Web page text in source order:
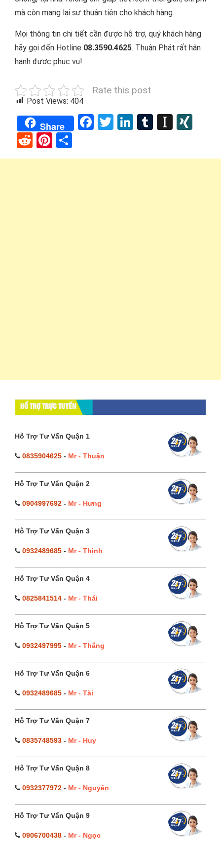
mà còn mang lại sự thuận tiện cho khách hàng.
Mọi thông tin chi tiết cần được hỗ trợ, quý khách hàng
hãy gọi đến Hotline 08.3590.4625. Thuận Phát rất hân
hạnh được phục vụ!
Rate this post
Post Views: 404
Share Facebook
TwitterLinkedIn
Tumblr
RedditPinterest
HỔ TRỢ TRỰC TUYẾN
Hỗ Trợ Tư Vấn Quận 1
0835904625 - Mr - Thuận
Hỗ Trợ Tư Vấn Quận 2
0904997692 - Mr - Hưng
Hỗ Trợ Tư Vấn Quận 3
0932489685 - Mr - Thịnh
Hỗ Trợ Tư Vấn Quận 4
0825841514 - Mr - Thái
Hỗ Trợ Tư Vấn Quận 5
0932497995 - Mr - Thắng
Hỗ Trợ Tư Vấn Quận 6
0932489685 - Mr - Tài
Hỗ Trợ Tư Vấn Quận 7
0835748593 - Mr - Huy
Hỗ Trợ Tư Vấn Quận 8
0932377972 - Mr - Nguyên
Hỗ Trợ Tư Vấn Quận 9
0906700438 - Mr - Ngọc